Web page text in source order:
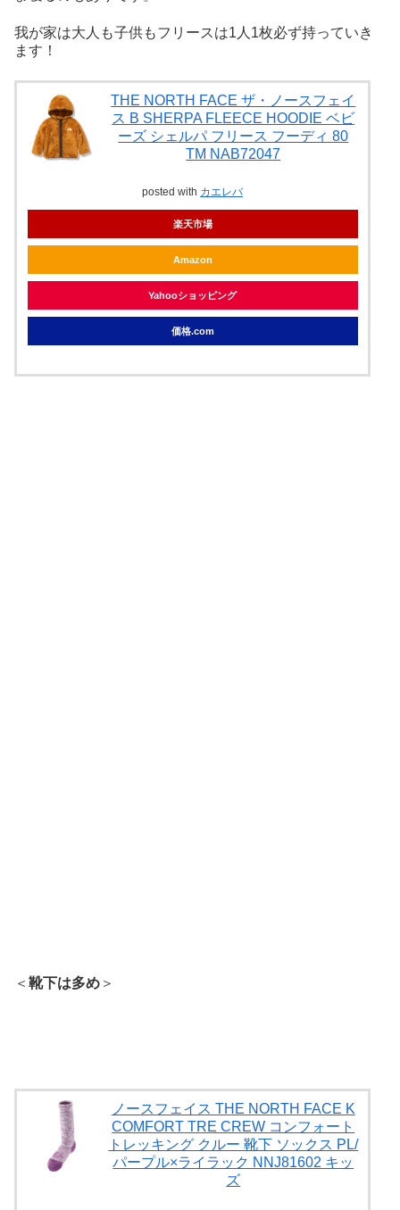
我が家は大人も子供もフリースは1人1枚必ず持っていき
ます！
THE NORTH FACE ザ・ノースフェイ
ス B SHERPA FLEECE HOODIE ベビ
ーズ シェルパ フリース フーディ 80
TM NAB72047
posted with カエレバ
楽天市場
Amazon
Yahooショッピング
価格.com
＜ 靴下は多め ＞
ノースフェイス THE NORTH FACE K
COMFORT TRE CREW コンフォート
トレッキング クルー 靴下 ソックス PL/
パープル×ライラック NNJ81602 キッ
ズ